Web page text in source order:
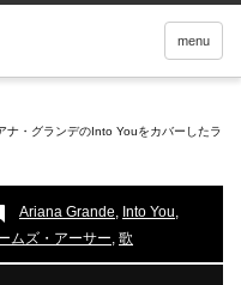
menu
ナ・グランデのInto Youをカバーしたラ
Ariana Grande, Into You,
ムズ・アーサー, 歌